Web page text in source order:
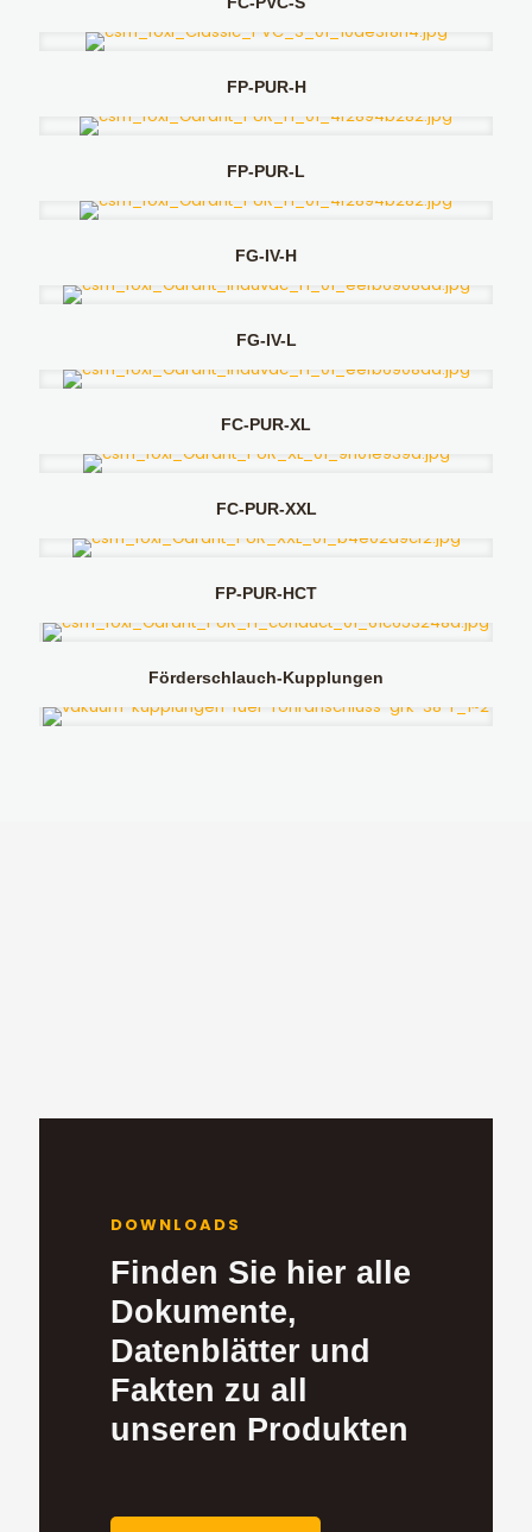
FP-PUR-H
FP-PUR-L
FG-IV-H
FG-IV-L
FC-PUR-XL
FC-PUR-XXL
FP-PUR-HCT
Förderschlauch-Kupplungen
DOWNLOADS
Finden Sie hier alle
Dokumente,
Datenblätter und
Fakten zu all
unseren Produkten